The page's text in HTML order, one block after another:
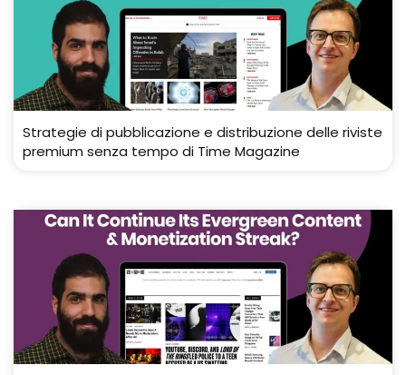
Strategie di pubblicazione e distribuzione delle riviste
premium senza tempo di Time Magazine